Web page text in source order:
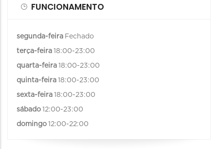
FUNCIONAMENTO
segunda-feira Fechado
terça-feira 18:00-23:00
quarta-feira 18:00-23:00
quinta-feira 18:00-23:00
sexta-feira 18:00-23:00
sábado 12:00-23:00
domingo 12:00-22:00